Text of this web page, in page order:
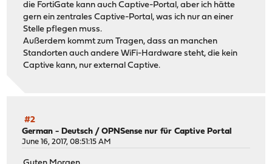
die FortiGate kann auch Captive-Portal, aber ich hätte
gern ein zentrales Captive-Portal, was ich nur an einer
Stelle pflegen muss.
Außerdem kommt zum Tragen, dass an manchen
Standorten auch andere WiFi-Hardware steht, die kein
Captive kann, nur external Captive.
#2
German - Deutsch /OPNSense nur für Captive Portal
June 16, 2017, 08:51:15 AM